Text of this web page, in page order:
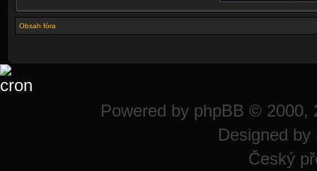
Obsah fóra
Powered by phpBB © 2000,
Designed by
Český